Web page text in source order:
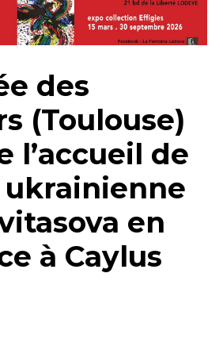
des
(Toulouse)
l’accueil de
ukrainienne
en
à Caylus